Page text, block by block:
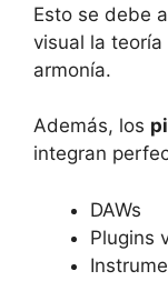
Esto se debe
visual la
armonía.
Además, los
integran
DAWs
Plugins